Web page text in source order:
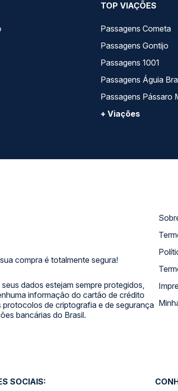
TOP VIAÇÕES
Passagens Cometa
Passagens Gontijo
Passagens 1001
Passagens Águia
Passagens Pássaro
+ Viações
compra é totalmente segura!
dados estejam sempre protegidos,
informação do cartão de crédito
protocolos de criptografia e de segurança
bancárias do Brasil.
SOCIAIS: